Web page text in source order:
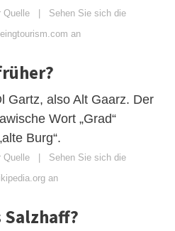
Quelle | Sehen Sie sich die
an
Gartz, also Alt Gaarz. Der
Wort „Grad“
Burg“.
Quelle | Sehen Sie sich die
an